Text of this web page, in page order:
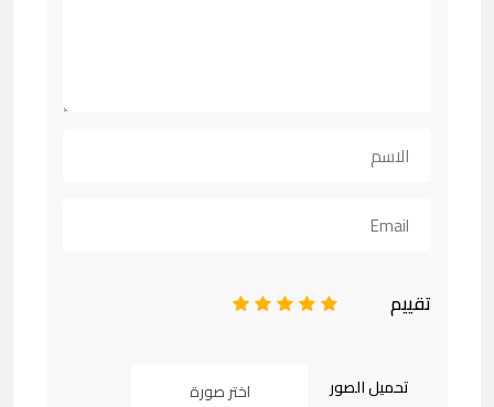
تقييم 5
4
3
2
تحميل الصور اختر صورة